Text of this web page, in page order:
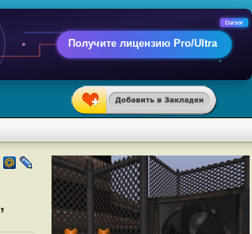
Получите лицензию Pro/Ultra
Cursor